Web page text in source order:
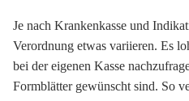
Je nach Krankenkasse und
Verordnung etwas variieren. Es
bei der eigenen Kasse
Formblätter gewünscht sind. So